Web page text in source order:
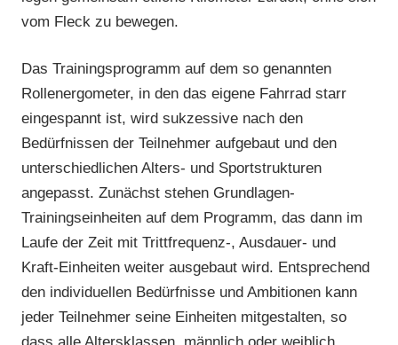
vom Fleck zu bewegen.
Das Trainingsprogramm auf dem so genannten
Rollenergometer, in den das eigene Fahrrad starr
eingespannt ist, wird sukzessive nach den
Bedürfnissen der Teilnehmer aufgebaut und den
unterschiedlichen Alters- und Sportstrukturen
angepasst. Zunächst stehen Grundlagen-
Trainingseinheiten auf dem Programm, das dann im
Laufe der Zeit mit Trittfrequenz-, Ausdauer- und
Kraft-Einheiten weiter ausgebaut wird. Entsprechend
den individuellen Bedürfnisse und Ambitionen kann
jeder Teilnehmer seine Einheiten mitgestalten, so
dass alle Altersklassen, männlich oder weiblich,